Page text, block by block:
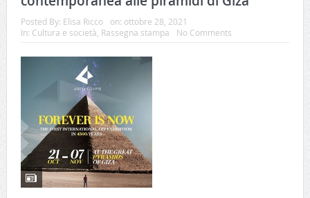
Posted By: Elisa Ricco on: ottobre 28, 2021
In: Cultura e società, Rassegna stampa No Comments